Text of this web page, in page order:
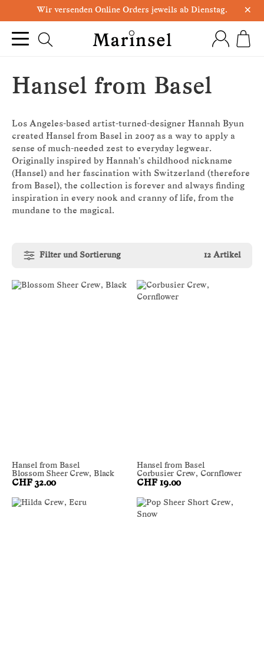
Wir versenden Online Orders jeweils ab Dienstag. ×
Hansel from Basel
Los Angeles-based artist-turned-designer Hannah Byun
created Hansel from Basel in 2007 as a way to apply a
sense of much-needed zest to everyday legwear.
Originally inspired by Hannah's childhood nickname
(Hansel) and her fascination with Switzerland (therefore
from Basel), the collection is forever and always finding
inspiration in every nook and cranny of life, from the
mundane to the magical.
Filter und Sortierung 12 Artikel
Hansel from Basel
Blossom Sheer Crew, Black
CHF 32.00
Hansel from Basel
Corbusier Crew, Cornflower
CHF 19.00